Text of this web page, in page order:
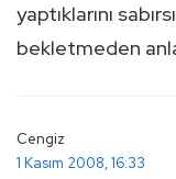
yaptıklarını
bekletmeden
Cengiz
1 Kasım 2008, 16:33